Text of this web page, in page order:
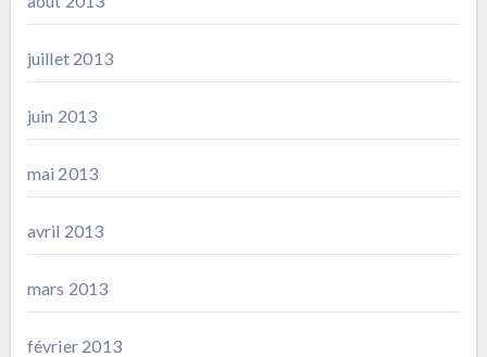
juillet 2013
juin 2013
mai 2013
avril 2013
mars 2013
février 2013